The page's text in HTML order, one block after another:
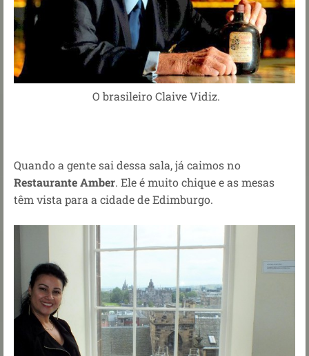
O brasileiro Claive Vidiz.
Quando a gente sai dessa sala, já caimos no
Restaurante Amber. Ele é muito chique e as mesas
têm vista para a cidade de Edimburgo.